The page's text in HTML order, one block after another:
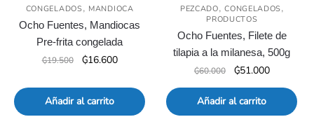
CONGELADOS, MANDIOCA
Ocho Fuentes, Mandiocas
Pre-frita congelada
₲19.500
El
original
era:
₲16.600El
actual
Añadir al carrito
PEZCADO,CONGELADOS,
PRODUCTOS
Ocho Fuentes, Filete de
tilapia a la milanesa, 500g
₲60.000
El
precio
original
era:
₲51.000El
precio
es:
Añadir al carrito